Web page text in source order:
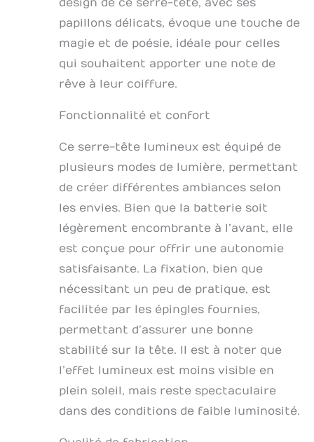
design de ce serre-tête, avec ses
papillons délicats, évoque une touche de
magie et de poésie, idéale pour celles
qui souhaitent apporter une note de
rêve à leur coiffure.
Fonctionnalité et confort
Ce serre-tête lumineux est équipé de
plusieurs modes de lumière, permettant
de créer différentes ambiances selon
les envies. Bien que la batterie soit
légèrement encombrante à l’avant, elle
est conçue pour offrir une autonomie
satisfaisante. La fixation, bien que
nécessitant un peu de pratique, est
facilitée par les épingles fournies,
permettant d’assurer une bonne
stabilité sur la tête. Il est à noter que
l’effet lumineux est moins visible en
plein soleil, mais reste spectaculaire
dans des conditions de faible luminosité.